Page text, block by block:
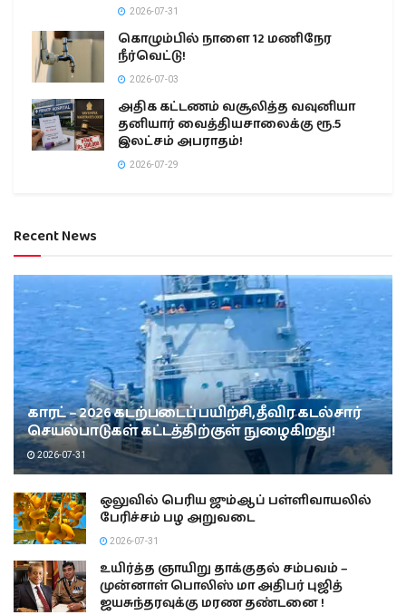
2026-07-31
கொழும்பில் நாளை 12 மணிநேர
நீர்வெட்டு!
2026-07-03
அதிக கட்டணம் வசூலித்த வவுனியா
தனியார் வைத்தியசாலைக்கு ரூ.5
இலட்சம் அபராதம்!
2026-07-29
Recent News
காரட் – 2026 கடற்படைப் பயிற்சி, தீவிர கடல்சார்
செயல்பாடுகள் கட்டத்திற்குள் நுழைகிறது!
2026-07-31
ஒலுவில் பெரிய ஜும்ஆப் பள்ளிவாயலில்
பேரிச்சம் பழ அறுவடை
2026-07-31
உயிர்த்த ஞாயிறு தாக்குதல் சம்பவம் –
முன்னாள் பொலிஸ் மா அதிபர் புஜித்
ஜயசுந்தரவுக்கு மரண தண்டனை !